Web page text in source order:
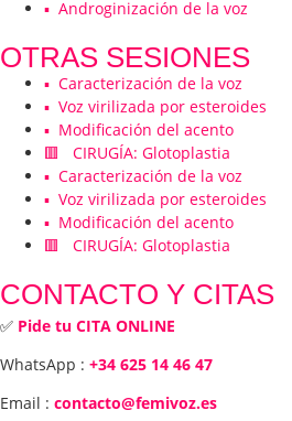
▪️ Androginización de la voz
OTRAS SESIONES
▪️ Caracterización de la voz
▪️ Voz virilizada por esteroides
▪️ Modificación del acento
🟥 CIRUGÍA: Glotoplastia
▪️ Caracterización de la voz
▪️ Voz virilizada por esteroides
▪️ Modificación del acento
🟥 CIRUGÍA: Glotoplastia
CONTACTO Y CITAS
✅ Pide tu CITA ONLINE
WhatsApp : +34 625 14 46 47
Email : contacto@femivoz.es